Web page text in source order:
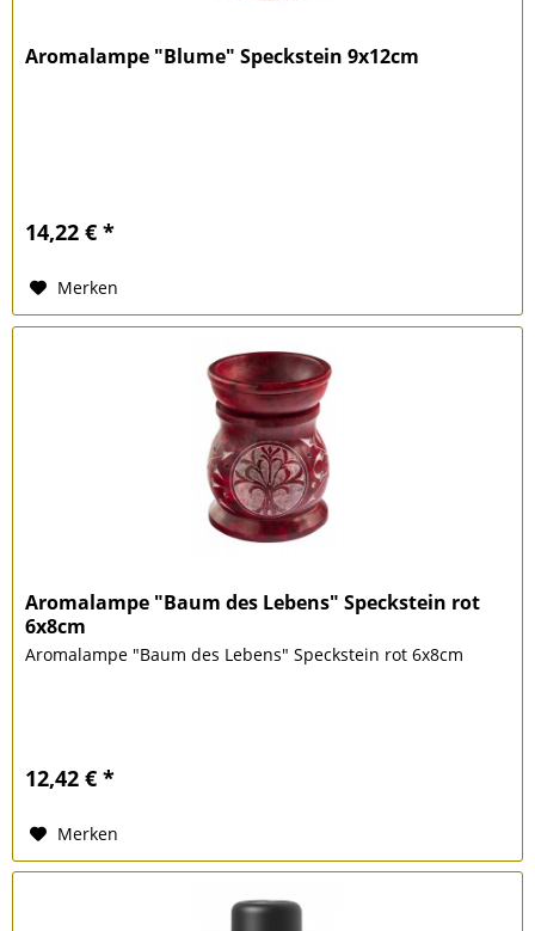
Aromalampe "Blume" Speckstein 9x12cm
14,22 € *
Merken
Aromalampe "Baum des Lebens" Speckstein rot
6x8cm
Aromalampe "Baum des Lebens" Speckstein rot 6x8cm
12,42 € *
Merken